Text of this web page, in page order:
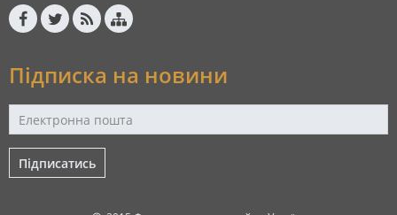
Підписка на новини
Підписатись